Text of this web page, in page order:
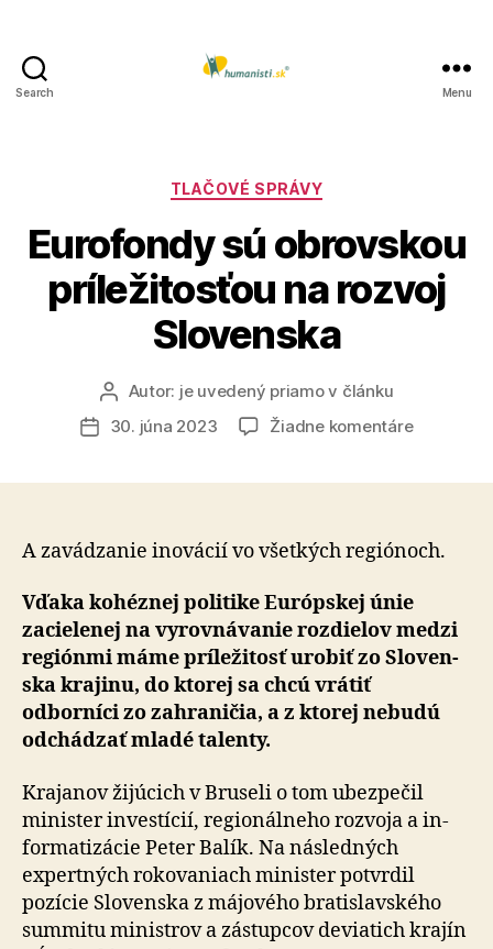
Search Menu
Kategórie
TLAČOVÉ SPRÁVY
Eurofondy sú obrovskou
príležitosťou na rozvoj
Slovenska
Autor
článku
Autor: je uvedený priamo v článku
Dátum30. júna 2023 Žiadne komentárena
na
A zavádzanie inovácií vo všetkých regiónoch.
Vďaka kohéznej politike Európskej únie
zacielenej na vy­rov­ná­va­nie rozdielov medzi
regiónmi máme prí­le­ži­tosť urobiť zo Slo­ven­
ska krajinu, do ktorej sa chcú vrátiť
odborníci zo za­hra­ni­čia, a z ktorej nebudú
odchádzať mladé talenty.
Krajanov žijúcich v Bruseli o tom ubezpečil
minister investícií, re­gio­nál­neho rozvoja a in­
for­ma­ti­zácie Peter Balík. Na násled­ných
expertných rokovaniach minister potvrdil
pozície Slovenska z májového bratislavského
summitu ministrov a zástupcov deviatich krajín